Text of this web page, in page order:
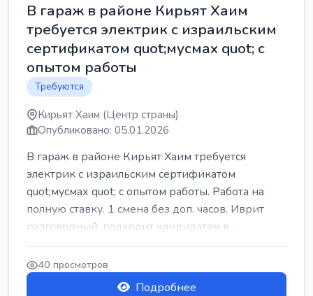
В гараж в районе Кирьят Хаим
требуется электрик с израильским
сертификатом quot;мусмах quot; с
опытом работы
Требуются
Кирьят Хаим (Центр страны)
Опубликовано: 05.01.2026
В гараж в районе Кирьят Хаим требуется
электрик с израильским сертификатом
quot;мусмах quot; с опытом работы. Работа на
полную ставку. 1 смена без доп. часов. Иврит
разговорный. подходит кандидатам в ...
40 просмотров
Подробнее